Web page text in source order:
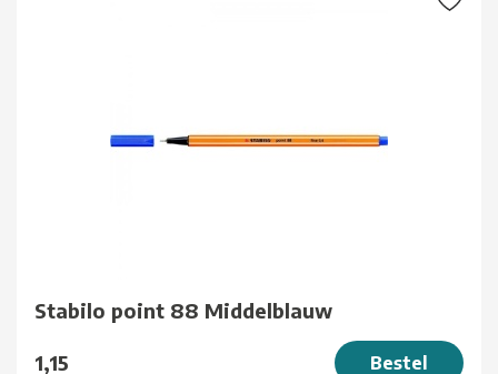
Stabilo point 88 Middelblauw
1,15 Bestel